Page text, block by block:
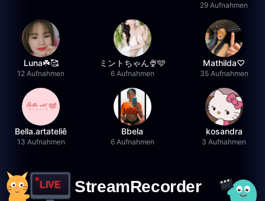
29 Aufnahmen
Luna☘️🥰
12 Aufnahmen
ミントちゃん🍨🩵
6 Aufnahmen
Mathilda♡︎
35 Aufnahmen
Bella.artateliê
13 Aufnahmen
Bbela
6 Aufnahmen
kosandra
3 Aufnahmen